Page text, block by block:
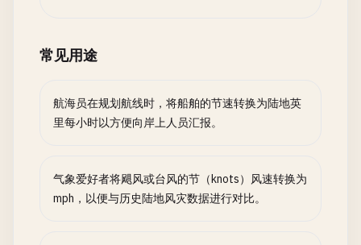
常见用途
航海员在规划航线时，将船舶的节速转换为陆地英
里每小时以方便向岸上人员汇报。
气象爱好者将飓风或台风的节（knots）风速转换为
mph，以便与历史陆地风灾数据进行对比。